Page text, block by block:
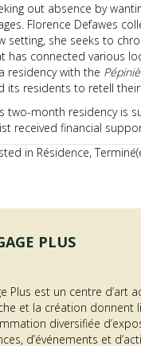
out absence by
Florence Defawes
setting, she seeks to
has connected various
residency with the
its residents to retell
two-month residency is
received financial
in Résidence,
PLUS
Plus est un centre d’art
et la création donnent
diversifiée
d’événements et